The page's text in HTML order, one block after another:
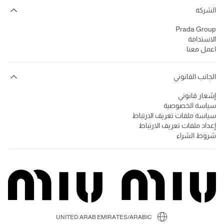
الشركة
Prada Group
الاستدامة
اعمل معنا
الجانب القانوني
إشعار قانوني
سياسة الخصوصية
سياسة ملفات تعريف الارتباط
إعداد ملفات تعريف الارتباط
شروط الشراء
UNITED ARAB EMIRATES/ARABIC